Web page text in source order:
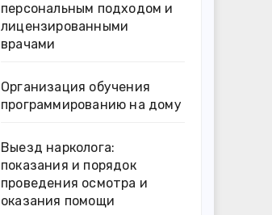
персональным подходом и
лицензированными
врачами
Организация обучения
программированию на дому
Выезд нарколога:
показания и порядок
проведения осмотра и
оказания помощи